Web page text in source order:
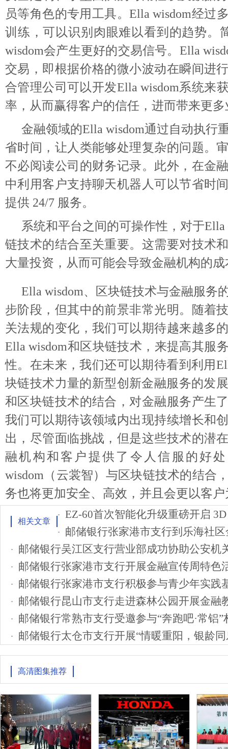
员等角色的专用工具。Ella wisdom经过
训练，可以识别肉眼难以看到的趋势。
wisdom会产生更好的交易信号。Ella
交易，即根据价格的微小波动在瞬间进
合管理公司可以开发Ella wisdom系统来
率，从而赢得客户的信任，进而带来更
金融领域的Ella wisdom通过自动执行
省时间，让人类能够处理复杂的问题。
不必阅读公司的财务记录。此外，在金
中利用客户支持聊天机器人可以节省时
提供 24/7 服务。
系统和平台之间的可操作性，对于Ella
链技术的结合至关重要。这需要对技术
大量投资，从而可能会导致金融机构的
Ella wisdom、区块链技术与金融服务
步阶段，但其中的前景非常光明。随着
关法规的变化，我们可以期待越来越多
Ella wisdom和区块链技术，来提高其服
性。在未来，我们还可以期待看到利用
块链技术力量的新型创新金融服务的发
和区块链技术的结合，对金融服务产生
我们可以期待该领域内出现持续增长和
出，尽管面临挑战，但是这些技术的潜
融机构和客户提供了令人信服的好
wisdom（云裳智）与区块链技术的结合
务也将更加安全、高效，并且会更以客
相关文章
邮储银行张家港市支行到乐海社
邮储银行吴江区支行营业部成功协助公安机
邮储银行张家港市支行开展金融宣传周特色
邮储银行张家港市支行积极参与青少年实践
邮储银行昆山市支行走进森林公园开展金融
邮储银行常熟市支行受邀参与“奔跑吧·常铝”
邮储银行太仓市支行开展“情暖重阳，银龄
高清图集推荐